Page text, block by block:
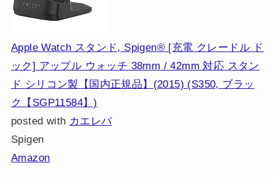
Apple Watch スタンド, Spigen® [充電 クレードル ド
ック] アップル ウォッチ 38mm / 42mm 対応 スタン
ド シリコン製【国内正規品】(2015) (S350, ブラッ
ク【SGP11584】)
posted with カエレバ
Spigen
Amazon